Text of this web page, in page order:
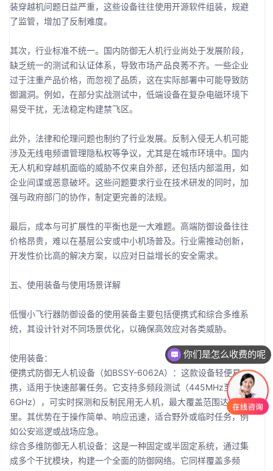
装穿越机问题日益严重，这些设备往往使用开源软件组装，规避
了监管，增加了反制难度。
其次，行业标准不统一。国内防御无人机行业尚处于发展阶段，
缺乏统一的测试和认证体系，导致市场产品良莠不齐。一些企业
过于注重产品价格，而忽视了品质，这在实际部署中可能导致防
御漏洞。例如，在部分实战测试中，低端设备在复杂电磁环境下
易受干扰，无法稳定构建禁飞区。
此外，法律和伦理问题也制约了行业发展。反制入侵无人机可能
涉及无线电频谱管理隐私权等争议，尤其是在城市环境中。国内
无人机和穿越机面临的威胁不仅来自外部，还包括内部滥用，如
企业间谍或恶意破坏。这些问题要求行业在技术研发的同时，加
强与政府部门的协作，制定更完善的法规。
最后，成本与可扩展性的平衡也是一大难题。高端防御设备往往
价格昂贵，难以在基层公安或中小机场普及。行业需推动创新，
开发性价比高的解决方案，以应对日益增长的安全需求。
五、使用装备与使用场景详解
低慢小飞行器防御设备的使用装备主要包括便携式和综合多维系
统，其设计针对不同场景优化，以确保高效应对各类威胁。
使用装备：
便携式防御无人机设备（如BSSY-6062A）：这款设备轻便易
携，适用于快速部署任务。它支持多频段测试（445MHz至
6GHz），可实时探测和反制民用无人机，最大覆盖范围达3-5公
里。其优势在于操作简单、响应迅速，适合野外或临时任务，例
如公安巡逻或战场应急。
综合多维防御无人机设备：这是一种固定或半固定系统，通过集
成多个干扰模块，构建一个全面的防御网络。它同样覆盖多频
你们是怎么收费的呢